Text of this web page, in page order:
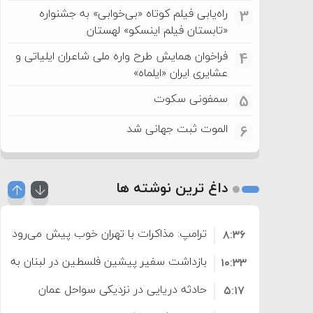
3
راه‌یابی فیلم کوتاه «بی‌خوابی» به جشنواره
«تابستان فیلم اینسکو» لهستان
4
فراخوان همایش طرح واره ملی شاعران ایلیاتی و
عشایری ایران «ایلماه»
5 سمفونی سکوت
6 الموت ثبت جهانی شد
داغ ترین نوشته ها
ترامپ: مذاکرات با تهران خوب پیش می‌رود
۸:۳۶
بازداشت سفیر پیشین فلسطین در لبنان به
۱۰:۳۳
حادثه دریایی در نزدیکی سواحل عمان
۵:۱۷